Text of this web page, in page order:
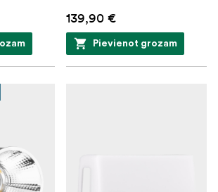
139,90 €
Pievienot grozam